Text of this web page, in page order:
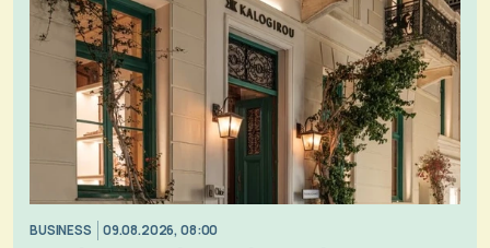
BUSINESS 09.08.2026, 08:00